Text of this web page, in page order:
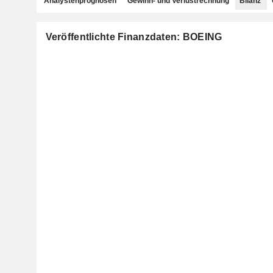
Veröffentlichte Finanzdaten: BOEING